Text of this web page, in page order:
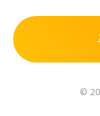
©